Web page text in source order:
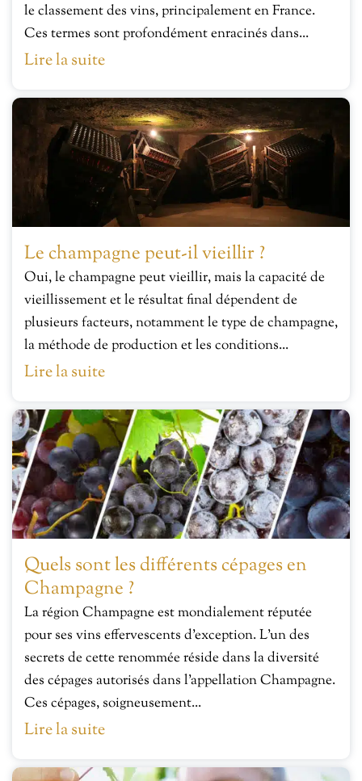
le classement des vins, principalement en France.
Ces termes sont profondément enracinés dans...
Lire la suite
Le champagne peut-il vieillir ?
Oui, le champagne peut vieillir, mais la capacité de
vieillissement et le résultat final dépendent de
plusieurs facteurs, notamment le type de champagne,
la méthode de production et les conditions...
Lire la suite
Quels sont les différents cépages en
Champagne ?
La région Champagne est mondialement réputée
pour ses vins effervescents d’exception. L’un des
secrets de cette renommée réside dans la diversité
des cépages autorisés dans l’appellation Champagne.
Ces cépages, soigneusement...
Lire la suite